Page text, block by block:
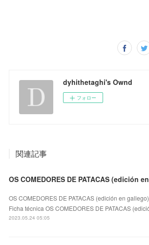
dyhithetaghi's Ownd
フォロー
関連記事
OS COMEDORES DE PATACAS (edición en
Ficha técnica OS COMEDORES DE PATACAS
2023.05.24 05:05